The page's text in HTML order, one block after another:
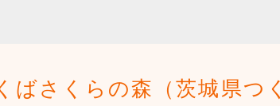
ばさくらの森（茨城県つ